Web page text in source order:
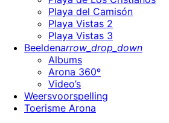
Playa del Camisón
Playa Vistas 2
Playa Vistas 3
Beeldenarrow_drop_down
Albums
Arona 360º
Video’s
Weersvoorspelling
Toerisme Arona